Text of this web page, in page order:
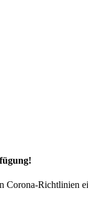
Corona-